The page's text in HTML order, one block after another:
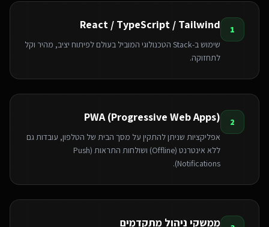
1
React / TypeScript / Tailwind
שימוש ב-Stack הטכנולוגי המוביל בעולם לפיתוח יציב, מהיר וקל
לתחזוקה.
2
PWA (Progressive Web Apps)
אפליקציות שניתן להתקין על מסך הבית של הטלפון, עובדות גם
ללא אינטרנט (Offline) ושולחות התראות (Push
Notifications).
ממשקי ניהול מתקדמים